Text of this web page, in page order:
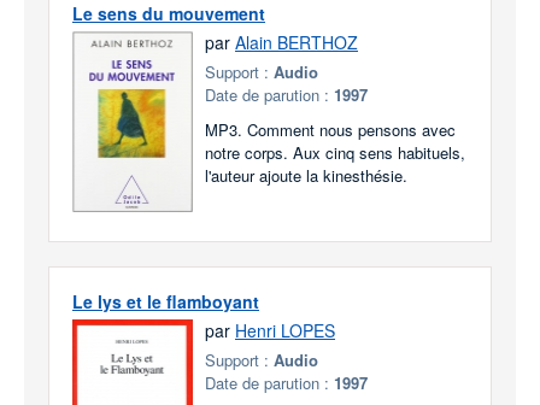
Le sens du mouvement
par Alain BERTHOZ
Support : Audio
Date de parution : 1997
MP3. Comment nous pensons avec
notre corps. Aux cinq sens habituels,
l'auteur ajoute la kinesthésie.
Le lys et le flamboyant
par Henri LOPES
Support : Audio
Date de parution : 1997